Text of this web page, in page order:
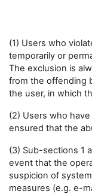
(1) Users who
temporarily or
The exclusion is
from the offending
the user, in which
(2) Users who
ensured that the
(3) Sub-sections 1
event that the
suspicion of
measures (e.g. e-